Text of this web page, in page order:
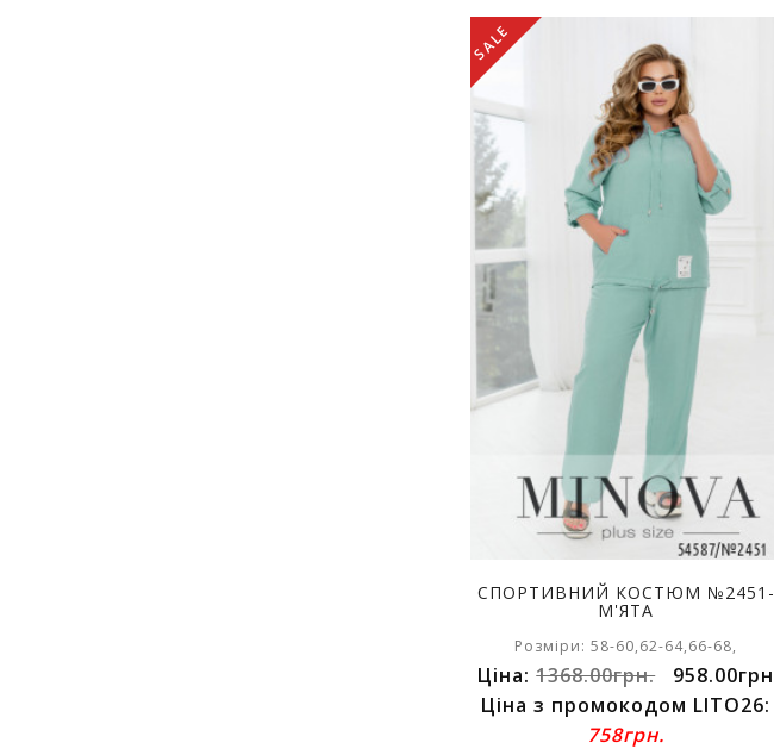
SALE
СПОРТИВНИЙ КОСТЮМ №2451-
М'ЯТА
Розміри: 58-60,62-64,66-68,
Ціна:1368.00грн.
958.00грн
Ціна з промокодом LITO26:
758грн.